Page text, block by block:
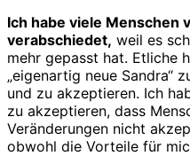
Ich habe viele Menschen
verabschiedet, weil es
mehr gepasst hat. Etliche
„eigenartig neue Sandra“
und zu akzeptieren. Ich
zu akzeptieren, dass
Veränderungen nicht
obwohl die Vorteile für